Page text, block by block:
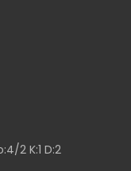
2 K:1 D:2